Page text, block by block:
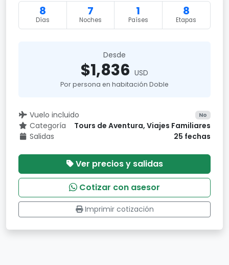
8
Días
7
Noches
1
Países
8
Etapas
Desde
$1,836 USD
Por persona en habitación Doble
Vuelo incluido No
Categoría
Tours de Aventura, Viajes Familiares
Salidas
25 fechas
Ver precios y salidas
Cotizar con asesor
Imprimir cotización